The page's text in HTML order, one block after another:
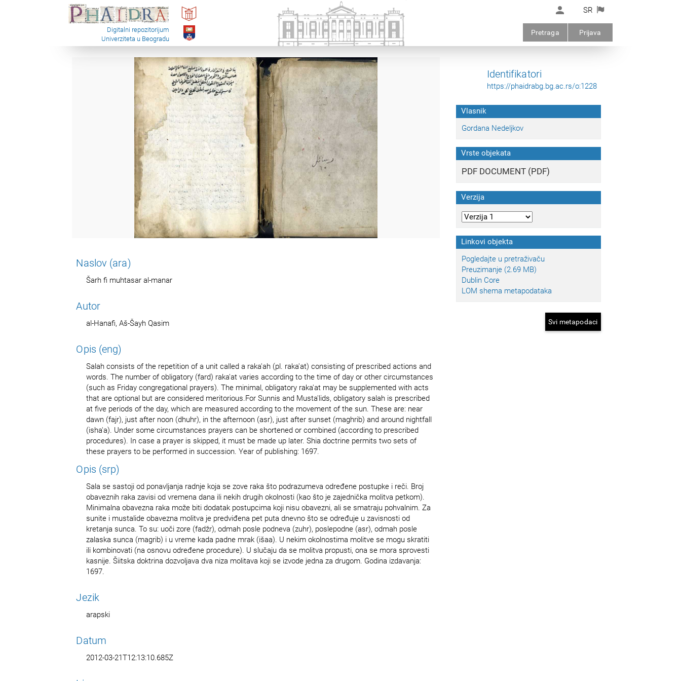
Digitalni repozitorijum
Univerziteta u Beogradu
SR
Pretraga Prijava
Naslov (ara)
Šarh fi muhtasar al-manar
Autor
al-Hanafi, Aš-Šayh Qasim
Opis (eng)
Salah consists of the repetition of a unit called a raka'ah (pl. raka'at) consisting of prescribed actions and
words. The number of obligatory (fard) raka'at varies according to the time of day or other circumstances
(such as Friday congregational prayers). The minimal, obligatory raka'at may be supplemented with acts
that are optional but are considered meritorious.For Sunnis and Musta'lids, obligatory salah is prescribed
at five periods of the day, which are measured according to the movement of the sun. These are: near
dawn (fajr), just after noon (dhuhr), in the afternoon (asr), just after sunset (maghrib) and around nightfall
(isha'a). Under some circumstances prayers can be shortened or combined (according to prescribed
procedures). In case a prayer is skipped, it must be made up later. Shia doctrine permits two sets of
these prayers to be performed in succession. Year of publishing: 1697.
Opis (srp)
Sala se sastoji od ponavljanja radnje koja se zove raka što podrazumeva određene postupke i reči. Broj
obaveznih raka zavisi od vremena dana ili nekih drugih okolnosti (kao što je zajednička molitva petkom).
Minimalna obavezna raka može biti dodatak postupcima koji nisu obavezni, ali se smatraju pohvalnim. Za
sunite i mustalide obavezna molitva je predviđena pet puta dnevno što se određuje u zavisnosti od
kretanja sunca. To su: uoči zore (fadžr), odmah posle podneva (zuhr), poslepodne (asr), odmah posle
zalaska sunca (magrib) i u vreme kada padne mrak (išaa). U nekim okolnostima molitve se mogu skratiti
ili kombinovati (na osnovu određene procedure). U slučaju da se molitva propusti, ona se mora sprovesti
kasnije. Šiitska doktrina dozvoljava dva niza molitava koji se izvode jedna za drugom. Godina izdavanja:
1697.
Jezik
arapski
Datum
2012-03-21T12:13:10.685Z
Identifikatori
https://phaidrabg.bg.ac.rs/o:1228
Vlasnik
Gordana Nedeljkov
Vrste objekata
PDF DOCUMENT (PDF)
Verzija
Linkovi objekta
Pogledajte u pretraživaču
Preuzimanje (2.69 MB)
Dublin Core
LOM shema metapodataka
Svi metapodaci